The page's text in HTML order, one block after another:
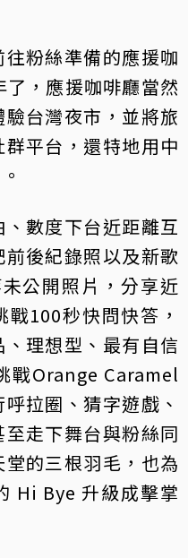
粉絲準備的應援咖
，應援咖啡廳當然
台灣夜市，並將旅
平台，還特地用中
數度下台近距離互
後紀錄照以及新歌
公開照片，分享近
100秒快問快答，
理想型、最有自信
戰Orange Caramel
拉圈、猜字遊戲、
走下舞台與粉絲同
的三根羽毛，也為
Hi Bye 升級成擊掌